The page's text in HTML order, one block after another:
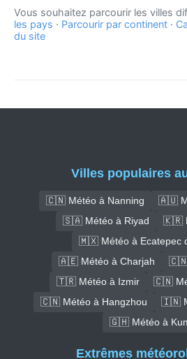
Vous souhaitez parcourir les villes
les pays · Parcourir par continent ·
du site
Villes populaires
🇨🇳 Météo à Nanning
🇦🇺
🇸🇦 Météo à Riyad
🇰🇷
🇲🇽 Météo à Ecatepec
🇦🇪 Météo à Charjah
🇨🇳
🇹🇷 Météo à Izmir
🇨🇳
🇨🇳 Météo à Hangzhou
🇮🇳
🇬🇭 Météo à
Extrêmes